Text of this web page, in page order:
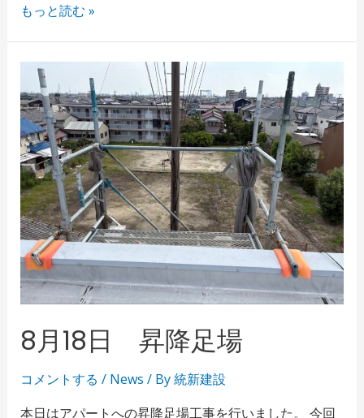
もっと読む »
8月18日 昇降足場
コメントする / News / By統新建設
本日はアパートへの昇降足場工事を行いました。 今回